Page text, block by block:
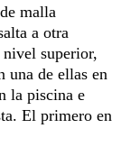
malla
a otra
nivel superior,
una de ellas en
la piscina e
El primero en